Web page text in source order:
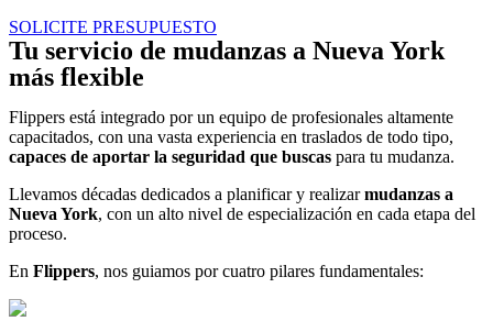
SOLICITE PRESUPUESTO
Tu servicio de mudanzas a Nueva York
más flexible
Flippers está integrado por un equipo de profesionales altamente
capacitados, con una vasta experiencia en traslados de todo tipo,
capaces de aportar la seguridad que buscas para tu mudanza.
Llevamos décadas dedicados a planificar y realizarmudanzas a
Nueva York, con un alto nivel de especialización en cada etapa del
proceso.
En Flippers, nos guiamos por cuatro pilares fundamentales: